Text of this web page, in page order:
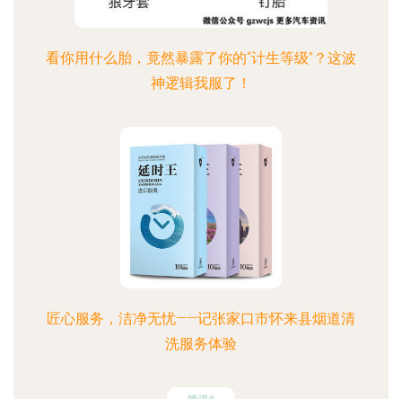
看你用什么胎，竟然暴露了你的“计生等级”？这波
神逻辑我服了！
匠心服务，洁净无忧——记张家口市怀来县烟道清
洗服务体验